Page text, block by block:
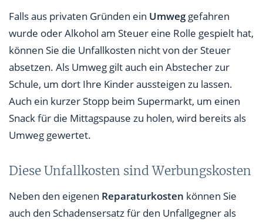
Falls aus privaten Gründen ein Umweggefahren
wurde oder Alkohol am Steuer eine Rolle gespielt hat,
können Sie die Unfallkosten nicht von der Steuer
absetzen. Als Umweg gilt auch ein Abstecher zur
Schule, um dort Ihre Kinder aussteigen zu lassen.
Auch ein kurzer Stopp beim Supermarkt, um einen
Snack für die Mittagspause zu holen, wird bereits als
Umweg gewertet.
Diese Unfallkosten sind Werbungskosten
Neben den eigenen Reparaturkosten können Sie
auch den Schadensersatz für den Unfallgegner als